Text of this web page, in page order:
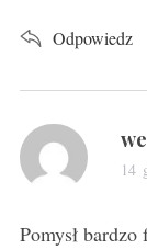
Odpowiedz
s
a
s
14
Pomysł